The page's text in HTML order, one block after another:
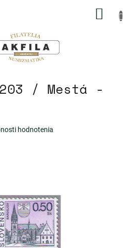
/ Mestá -
hodnotenia